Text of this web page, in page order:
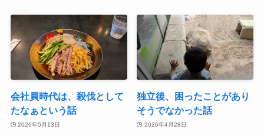
会社員時代は、殺伐として
たなぁという話
2026年5月13日
独立後、困ったことがあり
そうでなかった話
2026年4月28日